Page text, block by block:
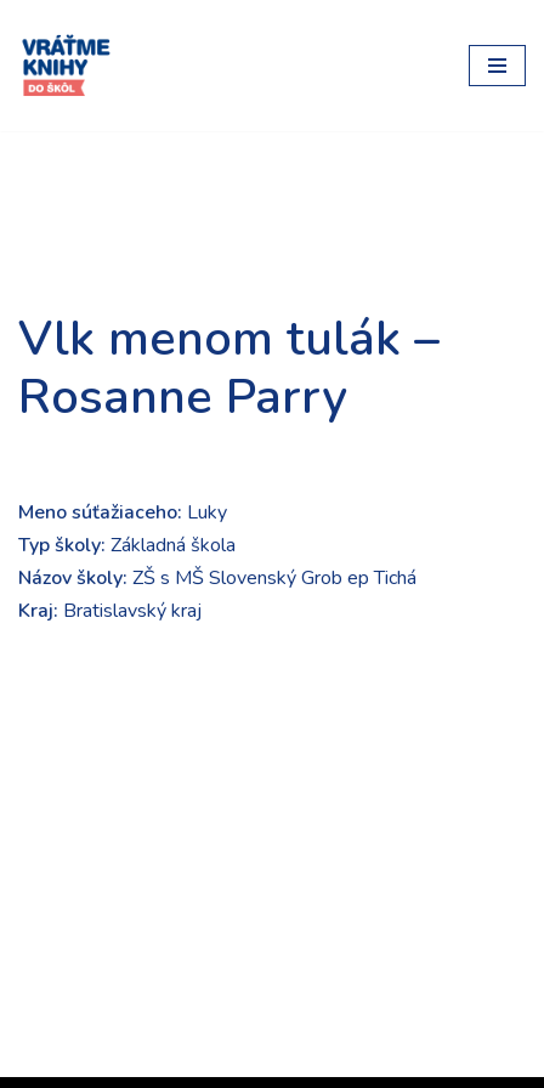
Preskočiť
na
Vlk menom tulák –
Rosanne Parry
Meno súťažiaceho: Luky
Typ školy: Základná škola
Názov školy: ZŠ s MŠ Slovenský Grob ep Tichá
Kraj: Bratislavský kraj